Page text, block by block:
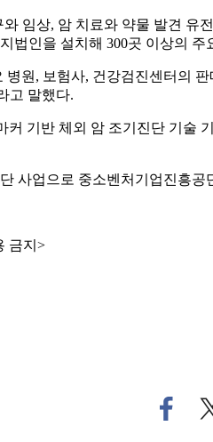
임상, 암 치료와 약물 발견
법인을 설치해 300곳 이상의
원, 보험사, 건강검진센터의
고 말했다.
커 기반 체외 암 조기진단 기
사업으로 중소벤처기업진흥
금지>
페
이